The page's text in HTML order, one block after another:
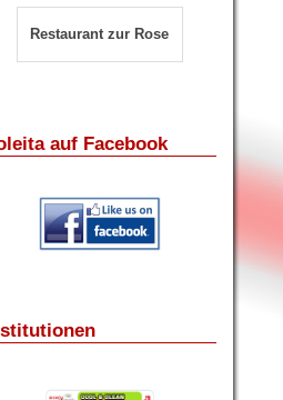
Restaurant zur Rose
auf Facebook